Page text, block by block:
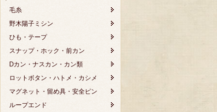
毛糸
野木陽子ミシン
ひも・テープ
スナップ・ホック・前カン
Dカン・ナスカン・カン類
ロットボタン・ハトメ・カシメ
マグネット・留め具・安全ピン
ループエンド